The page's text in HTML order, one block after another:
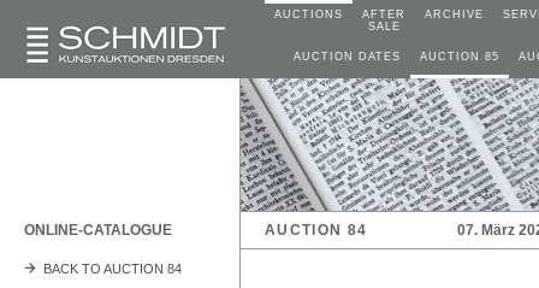
AUCTIONS
AFTER
SALE
ARCHIVE
AUCTION DATES AUCTION 85
ONLINE-CATALOGUE AUCTION 84 07. März
BACK TO AUCTION 84